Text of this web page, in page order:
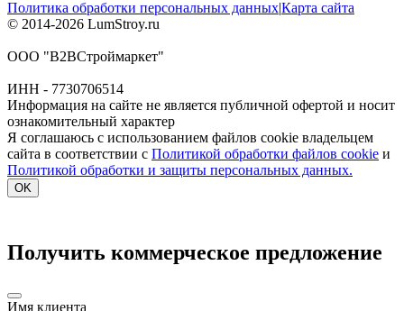
Политика обработки персональных данных|Карта сайта
© 2014-2026 LumStroy.ru
ООО "В2ВСтроймаркет"
ИНН - 7730706514
Информация на сайте не является публичной офертой и носит
ознакомительный характер
Я соглашаюсь с использованием файлов cookie владельцем
сайта в соответствии с Политикой обработки файлов cookie и
Политикой обработки и защиты персональных данных.
OK
Получить коммерческое предложение
Имя клиента